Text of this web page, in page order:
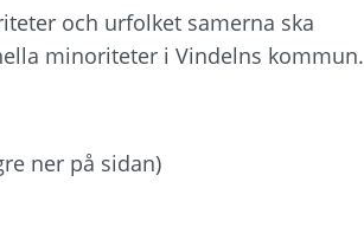
och urfolket samerna ska
minoriteter i Vindelns kommun.
ner på sidan)